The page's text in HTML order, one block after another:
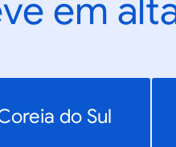
em
do Sul